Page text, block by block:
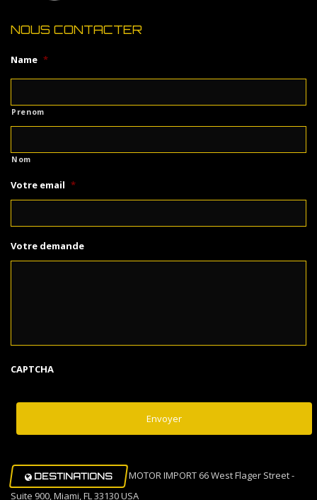
NOUS CONTACTER
Name *
Prenom
Nom
Votre email *
Votre demande
CAPTCHA
DESTINATIONS
MOTOR IMPORT 66 West Flager Street -
Suite 900, Miami, FL 33130 USA